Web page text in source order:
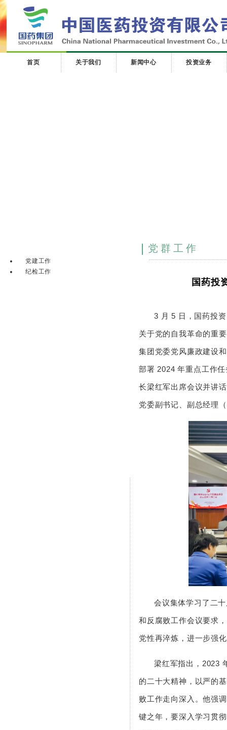
首页 关于我们 新闻中心 投资业务
党建工作
纪检工作
党群工作
国药投
3 月 5 日，国药投
关于党的自我革命的重
集团党委党风廉政建设
部署 2024 年重点工作
长梁红军出席会议并讲
党委副书记、副总经理
会议集体学习了二
和反腐败工作会议要求
党性再淬炼，进一步强
梁红军指出，2023
的二十大精神，以严的
败工作走向深入。他强
键之年，要深入学习贯